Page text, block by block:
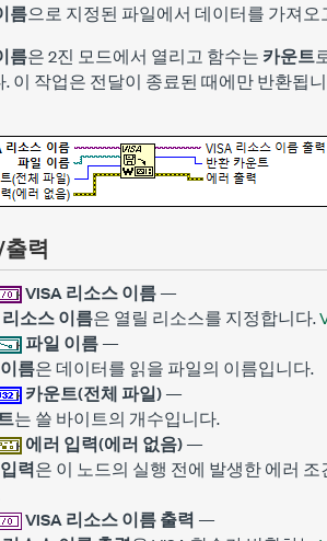
름으로 지정된 파일에서 데이터를 가져
름은 2진 모드에서 열리고 함수는 카운트
. 이 작업은 전달이 종료된 때에만 반환됩
력
VISA 리소스 이름—
소스 이름은 열릴 리소스를 지정합니다.
파일 이름—
름은 데이터를 읽을 파일의 이름입니다.
카운트(전체 파일)—
는 쓸 바이트의 개수입니다.
에러 입력(에러 없음)—
력은 이 노드의 실행 전에 발생한 에러
VISA 리소스 이름 출력 —